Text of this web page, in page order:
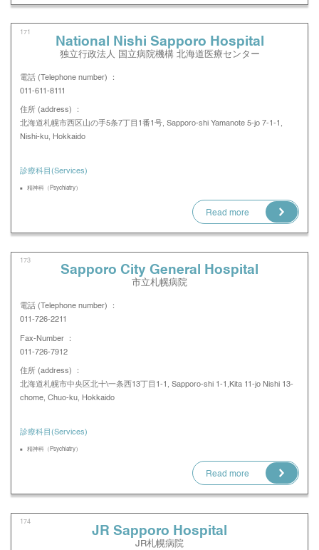
171
National Nishi Sapporo Hospital
独立行政法人 国立病院機構 北海道医療センター
電話 (Telephone number) ：
011-611-8111
住所 (address) ：
北海道札幌市西区山の手5条7丁目1番1号, Sapporo-shi Yamanote 5-jo 7-1-1,
Nishi-ku, Hokkaido
診療科目(Services)
精神科（Psychiatry）
Read more
173
Sapporo City General Hospital
市立札幌病院
電話 (Telephone number) ：
011-726-2211
Fax-Number ：
011-726-7912
住所 (address) ：
北海道札幌市中央区北十\一条西13丁目1-1, Sapporo-shi 1-1,Kita 11-jo Nishi 13-
chome, Chuo-ku, Hokkaido
診療科目(Services)
精神科（Psychiatry）
Read more
174
JR Sapporo Hospital
JR札幌病院